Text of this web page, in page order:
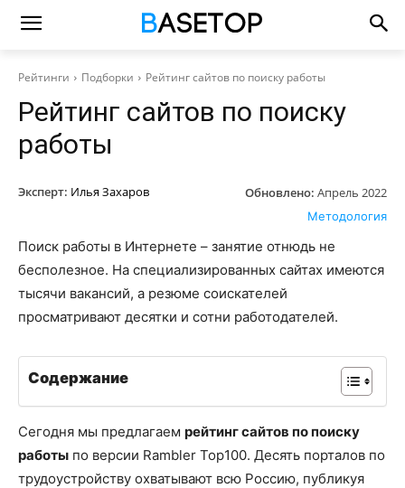
Рейтинги Подборки Рейтинг сайтов по поиску работы
Рейтинг сайтов по поиску
работы
Эксперт: Илья Захаров Обновлено: Апрель 2022
Методология
Поиск работы в Интернете – занятие отнюдь не
бесполезное. На специализированных сайтах имеются
тысячи вакансий, а резюме соискателей
просматривают десятки и сотни работодателей.
Содержание
Сегодня мы предлагаем рейтинг сайтов по поиску
работы по версии Rambler Top100. Десять порталов по
трудоустройству охватывают всю Россию, публикуя